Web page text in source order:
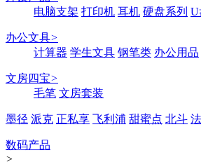
电脑支架 打印机 耳机 硬盘系列 U
办公文具>
计算器 学生文具 钢笔类 办公用品
文房四宝>
毛笔 文房套装
墨径 派克 正私享 飞利浦 甜蜜点 北斗
数码产品
>